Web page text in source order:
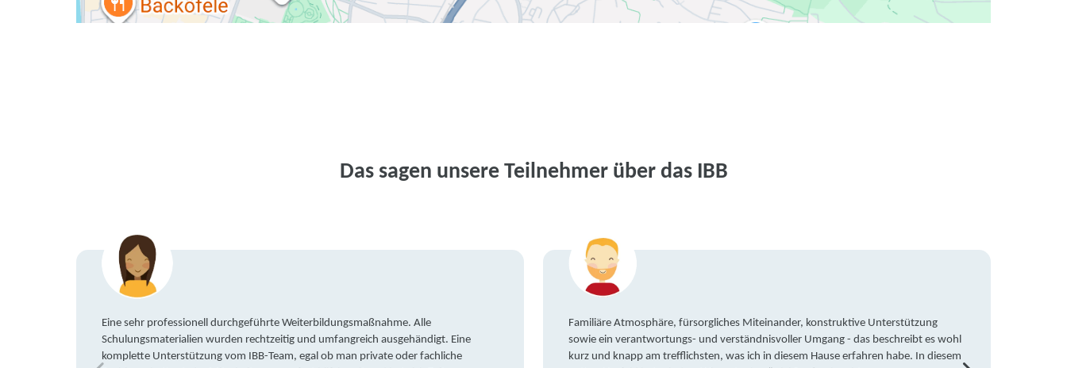
Das sagen unsere Teilnehmer über das IBB
Eine sehr professionell durchgeführte Weiterbildungsmaßnahme. Alle
Schulungsmaterialien wurden rechtzeitig und umfangreich ausgehändigt. Eine
komplette Unterstützung vom IBB-Team, egal ob man private oder fachliche
Familiäre Atmosphäre, fürsorgliches Miteinander, konstruktive Unterstützung
sowie ein verantwortungs- und verständnisvoller Umgang - das beschreibt es wohl
kurz und knapp am trefflichsten, was ich in diesem Hause erfahren habe. In diesem